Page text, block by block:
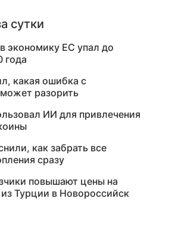
сутки
экономику ЕС упал до
года
какая ошибка с
разорить
ИИ для привлечения
как забрать все
сразу
повышают цены на
из Турции в Новороссийск